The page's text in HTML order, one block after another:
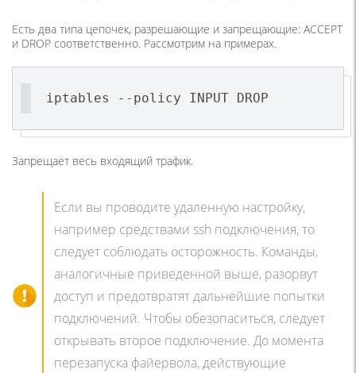
Есть два типа цепочек, разрешающие и запрещающие: ACCEPT
и DROP соответственно. Рассмотрим на примерах.
iptables --policy INPUT DROP
Запрещает весь входящий трафик.
Если вы проводите удаленную настройку,
например средствами ssh подключения, то
следует соблюдать осторожность. Команды,
аналогичные приведенной выше, разорвут
доступ и предотвратят дальнейшие попытки
подключений. Чтобы обезопаситься, следует
открывать второе подключение. До момента
перезапуска файервола, действующие